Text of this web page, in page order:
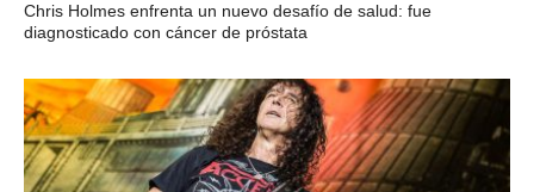
Chris Holmes enfrenta un nuevo desafío de salud: fue
diagnosticado con cáncer de próstata